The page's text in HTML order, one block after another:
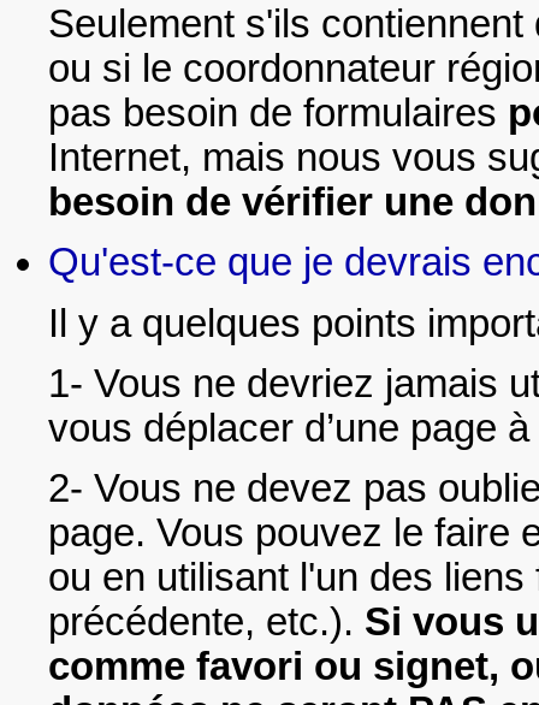
Seulement s'ils
ou si le coordonnateur
pas besoin de formulaires
Internet, mais nous vous
besoin de vérifier une
Qu'est-ce que je devrais
Il y a quelques points
1- Vous ne devriez jamais
vous déplacer d’une page
2- Vous ne devez pas
page. Vous pouvez le faire
ou en utilisant l'un des
précédente, etc.). Si vous
comme favori ou signet,